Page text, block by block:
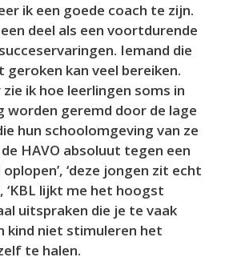
ik een goede coach te zijn.
deel als een voortdurende
Iemand die
kan veel bereiken.
ik hoe leerlingen soms in
worden geremd door de lage
hun schoolomgeving van ze
HAVO absoluut tegen een
‘deze jongen zit echt
‘KBL lijkt me het hoogst
uitspraken die je te vaak
kind niet stimuleren het
te halen.